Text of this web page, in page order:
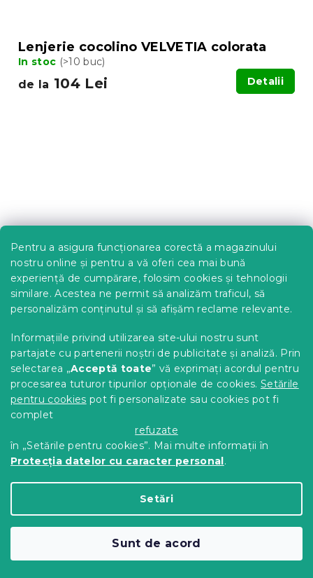
Pentru a asigura funcționarea corectă a magazinului
nostru online și pentru a vă oferi cea mai bună
experiență de cumpărare, folosim cookies și tehnologii
similare. Acestea ne permit să analizăm traficul, să
personalizăm conținutul și să afișăm reclame relevante.
Informațiile privind utilizarea site-ului nostru sunt
partajate cu partenerii noștri de publicitate și analiză. Prin
selectarea „Acceptă toate” vă exprimați acordul pentru
procesarea tuturor tipurilor opționale de cookies. Setările
pentru cookies pot fi personalizate sau cookies pot fi
complet
refuzate
în „Setările pentru cookies”. Mai multe informații în
Protecția datelor cu caracter personal.
Setări
Sunt de acord
Lenjerie cocolino VELVETIA colorata
In stoc (>10 buc)
de la 104 Lei Detalii
Lenjerie cocolino ZELNOIR negru
In stoc (>10 buc)
de la104 Lei Detalii